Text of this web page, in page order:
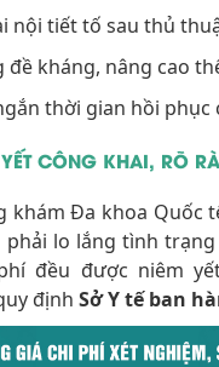
nội tiết tố sau thủ
đề kháng, nâng cao
thời gian hồi phục
CÔNG KHAI, RÕ
khám Đa khoa Quốc
phải lo lắng tình
đều được niêm
định Sở Y tế ban